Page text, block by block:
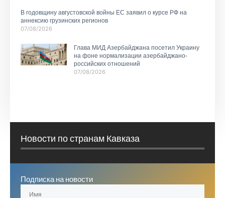
В годовщину августовской войны ЕС заявил о курсе РФ на
аннексию грузинских регионов
07/08/2026
Глава МИД Азербайджана посетил Украину
на фоне нормализации азербайджано-
российских отношений
07/08/2026
Новости по странам Кавказа
Подписка на новости